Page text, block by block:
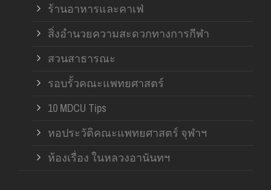
ร้านอาหารและคาเฟ่
สิ่งอำนวยความสะดวกทางการกีฬา
สวนสาธารณะ
รอบรั้วคณะแพทยศาสตร์
10 MDCU Tips
หอประวัติคณะแพทยศาสตร์ จุฬาฯ
ห้องเรื่อง ในหลวงอานันทฯ